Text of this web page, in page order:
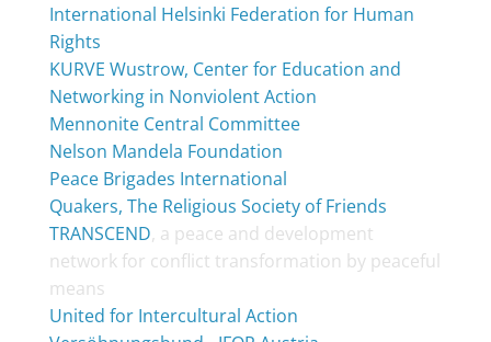
International Helsinki Federation for Human
Rights
KURVE Wustrow, Center for Education and
Networking in Nonviolent Action
Mennonite Central Committee
Nelson Mandela Foundation
Peace Brigades International
Quakers, The Religious Society of Friends
TRANSCEND, a peace and development
network for conflict transformation by peaceful
means
United for Intercultural Action